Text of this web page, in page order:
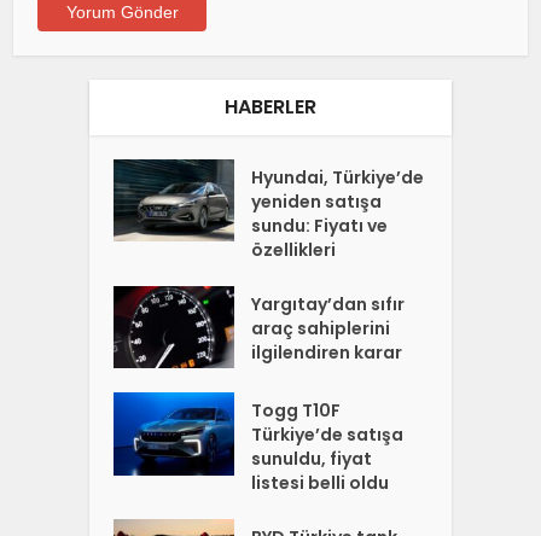
HABERLER
Hyundai, Türkiye’de
yeniden satışa
sundu: Fiyatı ve
özellikleri
Yargıtay’dan sıfır
araç sahiplerini
ilgilendiren karar
Togg T10F
Türkiye’de satışa
sunuldu, fiyat
listesi belli oldu